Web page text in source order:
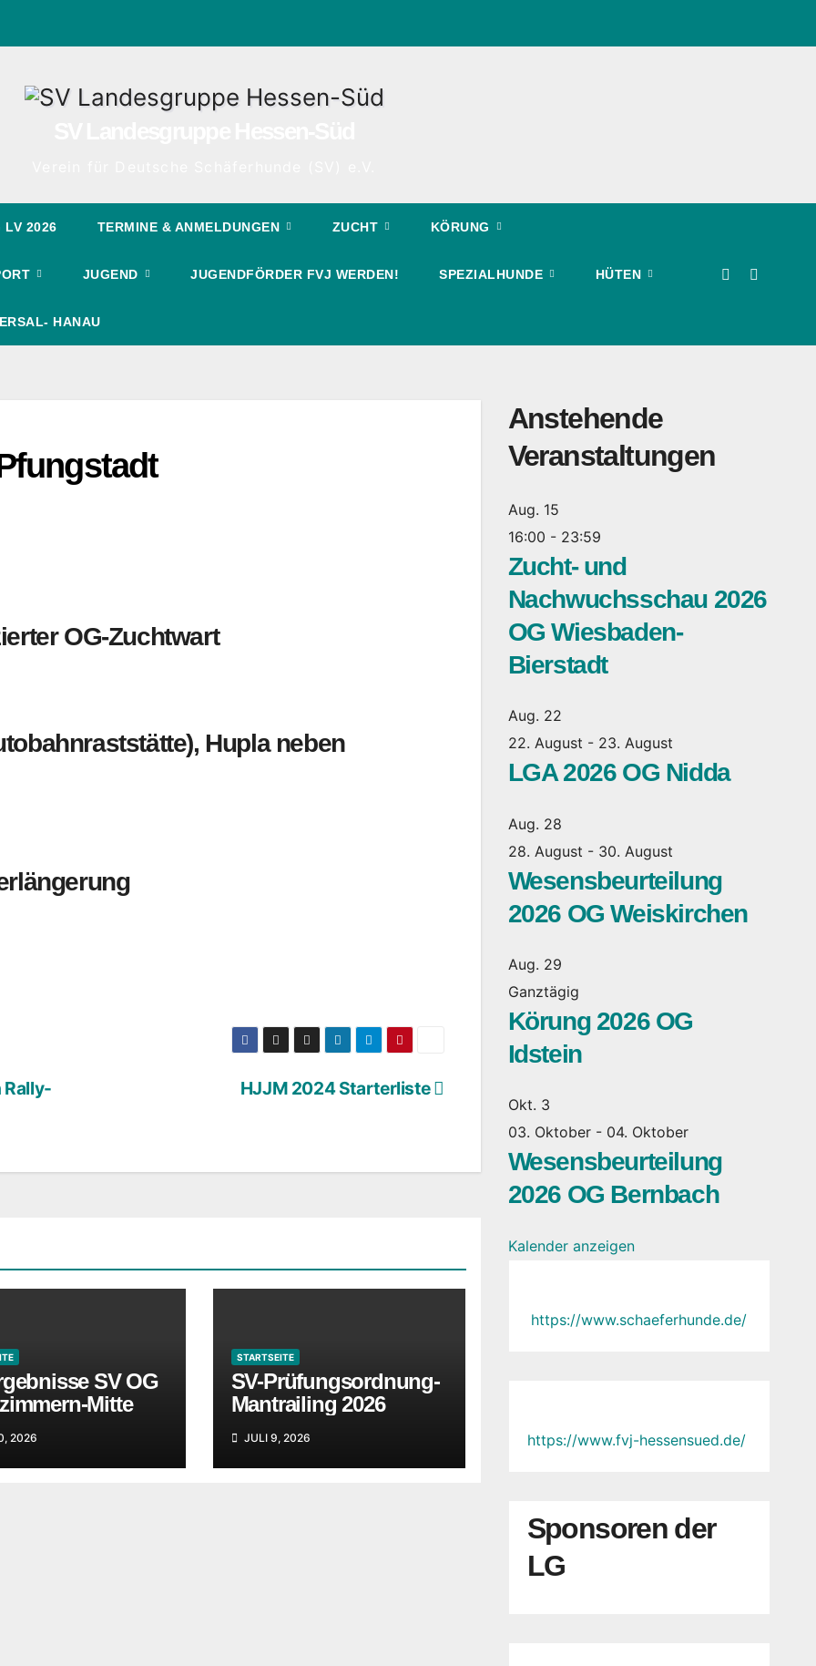
LV 2026 TERMINE & ANMELDUNGEN ZUCHT KÖRUNG
JUGEND JUGENDFÖRDER FVJ WERDEN! SPEZIALHUNDE HÜTEN
HANAU
OG-Zuchtwart
Hupla neben
HJJM 2024 Starterliste
Rally-
SV OG
Mitte
2026
STARTSEITE
SV-Prüfungsordnung-
Mantrailing 2026
JULI 9, 2026
Anstehende
Veranstaltungen
Aug. 15
16:00 - 23:59
Zucht- und
Nachwuchsschau 2026
OG Wiesbaden-
Bierstadt
Aug. 22
22. August - 23. August
LGA 2026 OG Nidda
Aug. 28
28. August - 30. August
Wesensbeurteilung
2026 OG Weiskirchen
Aug. 29
Ganztägig
Körung 2026 OG
Idstein
Okt. 3
03. Oktober- 04. Oktober
Wesensbeurteilung
2026 OG Bernbach
Kalender anzeigen
https://www.schaeferhunde.de/
https://www.fvj-hessensued.de/
Sponsoren der
LG